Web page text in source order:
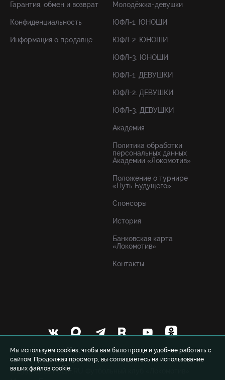
Мы используем cookies, чтобы вам было проще и удобнее работать с
сайтом. Продолжая просмотр, вы соглашаетесь на использование
ваших файлов cookie.
Гарантия, обмен и возврат
Конфиденциальность
Информация о продавце
Молодёжка-девушки
ЮФЛ-1. ЮНОШИ
ЮФЛ-2. ЮНОШИ
ЮФЛ-3. ЮНОШИ
ЮФЛ-1. ДЕВУШКИ
ЮФЛ-2. ДЕВУШКИ
ЮФЛ-3. ДЕВУШКИ
Академия
Политика обработки
персональных данных
Академии «Локомотив»
Положение о турнире
«Путь Будущего»
Спонсоры
История
Банковская карта
«Локомотив»
Контакты
© 1999-2026 FCLM.RU Футбольный клуб «Локомотив»